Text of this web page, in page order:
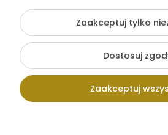
{literal}
Pokaż pełną
Sklep internetowy
Zaakceptuj tylko
Dostosuj
Zaakceptuj